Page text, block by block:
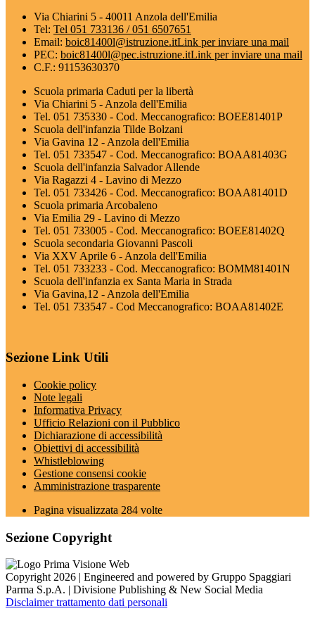
Via Chiarini 5 - 40011 Anzola dell'Emilia
Tel: Tel 051 733136 / 051 6507651
Email: boic81400l@istruzione.itLink per inviare una mail
PEC: boic81400l@pec.istruzione.itLink per inviare una mail
C.F.: 91153630370
Scuola primaria Caduti per la libertà
Via Chiarini 5 - Anzola dell'Emilia
Tel. 051 735330 - Cod. Meccanografico: BOEE81401P
Scuola dell'infanzia Tilde Bolzani
Via Gavina 12 - Anzola dell'Emilia
Tel. 051 733547 - Cod. Meccanografico: BOAA81403G
Scuola dell'infanzia Salvador Allende
Via Ragazzi 4 - Lavino di Mezzo
Tel. 051 733426 - Cod. Meccanografico: BOAA81401D
Scuola primaria Arcobaleno
Via Emilia 29 - Lavino di Mezzo
Tel. 051 733005 - Cod. Meccanografico: BOEE81402Q
Scuola secondaria Giovanni Pascoli
Via XXV Aprile 6 - Anzola dell'Emilia
Tel. 051 733233 - Cod. Meccanografico: BOMM81401N
Scuola dell'infanzia ex Santa Maria in Strada
Via Gavina,12 - Anzola dell'Emilia
Tel. 051 733547 - Cod Meccanografico: BOAA81402E
Sezione Link Utili
Cookie policy
Note legali
Informativa Privacy
Ufficio Relazioni con il Pubblico
Dichiarazione di accessibilità
Obiettivi di accessibilità
Whistleblowing
Gestione consensi cookie
Amministrazione trasparente
Pagina visualizzata 284 volte
Sezione Copyright
Copyright 2026 | Engineered and powered by Gruppo Spaggiari
Parma S.p.A. | Divisione Publishing & New Social Media
Disclaimer trattamento dati personali